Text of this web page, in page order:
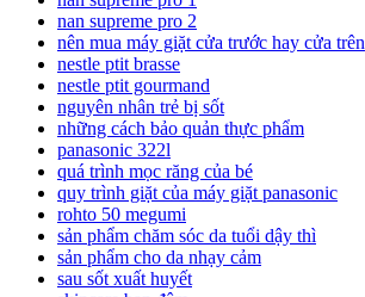
nan supreme pro 2
nên mua máy giặt cửa trước hay cửa trên
nestle ptit brasse
nestle ptit gourmand
nguyên nhân trẻ bị sốt
những cách bảo quản thực phẩm
panasonic 322l
quá trình mọc răng của bé
quy trình giặt của máy giặt panasonic
rohto 50 megumi
sản phẩm chăm sóc da tuổi dậy thì
sản phẩm cho da nhạy cảm
sau sốt xuất huyết